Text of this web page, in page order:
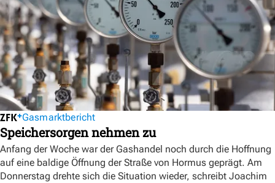
Gasmarktbericht
Speichersorgen nehmen zu
Anfang der Woche war der Gashandel noch durch die Hoffnung
auf eine baldige Öffnung der Straße von Hormus geprägt. Am
Donnerstag drehte sich die Situation wieder, schreibt Joachim